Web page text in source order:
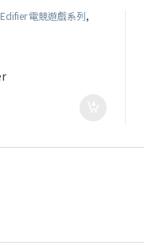
Edifier 電競遊戲系列,